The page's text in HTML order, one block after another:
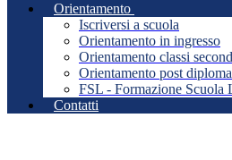
Orientamento
Iscriversi a scuola
Orientamento in ingresso
Orientamento classi
Orientamento post diploma
FSL - Formazione Scuola
Contatti